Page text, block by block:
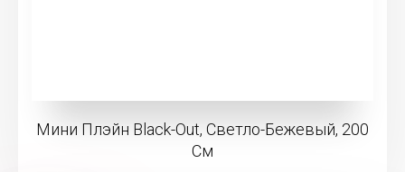
Мини Плэйн Black-Out, Светло-Бежевый, 200
См